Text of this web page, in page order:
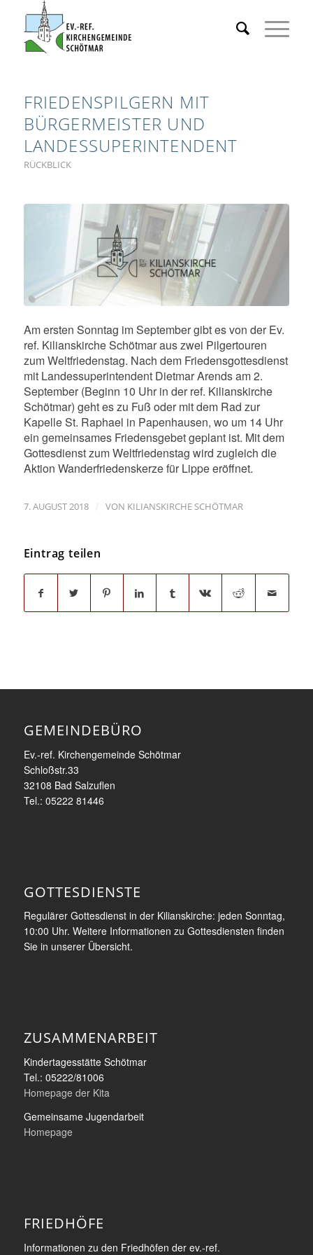
FRIEDENSPILGERN MIT
BÜRGERMEISTER UND
LANDESSUPERINTENDENT
RÜCKBLICK
Am ersten Sonntag im September gibt es von der Ev.
ref. Kilianskirche Schötmar aus zwei Pilgertouren
zum Weltfriedenstag. Nach dem Friedensgottesdienst
mit Landessuperintendent Dietmar Arends am 2.
September (Beginn 10 Uhr in der ref. Kilianskirche
Schötmar) geht es zu Fuß oder mit dem Rad zur
Kapelle St. Raphael in Papenhausen, wo um 14 Uhr
ein gemeinsames Friedensgebet geplant ist. Mit dem
Gottesdienst zum Weltfriedenstag wird zugleich die
Aktion Wanderfriedenskerze für Lippe eröffnet.
7. AUGUST 2018 / VON KILIANSKIRCHE SCHÖTMAR
Eintrag teilen
GEMEINDEBÜRO
Ev.-ref. Kirchengemeinde Schötmar
Schloßstr.33
32108 Bad Salzuflen
Tel.: 05222 81446
GOTTESDIENSTE
Regulärer Gottesdienst in der Kilianskirche: jeden Sonntag,
10:00 Uhr. Weitere Informationen zu Gottesdiensten finden
Sie in unserer Übersicht.
ZUSAMMENARBEIT
Kindertagesstätte Schötmar
Tel.: 05222/81006
Homepage der Kita
Gemeinsame Jugendarbeit
Homepage
FRIEDHÖFE
Informationen zu den Friedhöfen der ev.-ref.